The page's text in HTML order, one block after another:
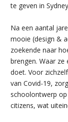
te geven in
Na een aantal
mooie (design &
zoekende naar
brengen. Waar
doet. Voor
van Covid-19,
schoolontwerp
citizens, wat